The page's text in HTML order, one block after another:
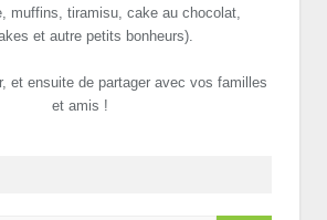
muffins, tiramisu, cake au chocolat,
et autre petits bonheurs).
et ensuite de partager avec vos familles
et amis !